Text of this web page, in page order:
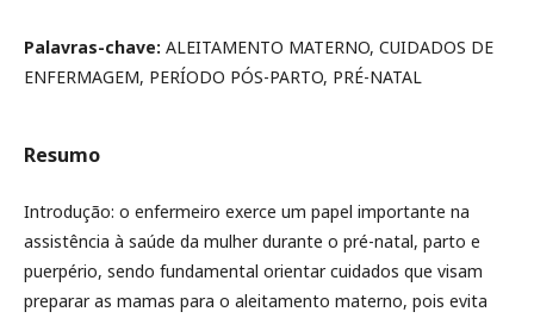
Palavras-chave: ALEITAMENTO MATERNO, CUIDADOS DE
ENFERMAGEM, PERÍODO PÓS-PARTO, PRÉ-NATAL
Resumo
Introdução: o enfermeiro exerce um papel importante na
assistência à saúde da mulher durante o pré-natal, parto e
puerpério, sendo fundamental orientar cuidados que visam
preparar as mamas para o aleitamento materno, pois evita